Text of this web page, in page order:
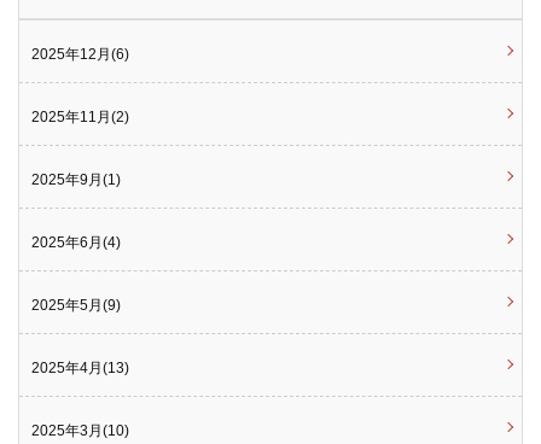
2025年12月(6)
2025年11月(2)
2025年9月(1)
2025年6月(4)
2025年5月(9)
2025年4月(13)
2025年3月(10)